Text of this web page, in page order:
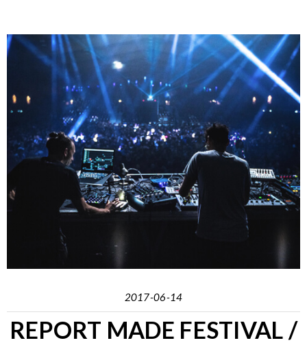
2017-06-14
REPORT MADE FESTIVAL /